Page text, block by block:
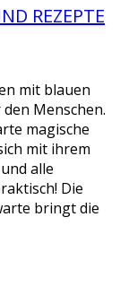
REZEPTE
mit blauen
Menschen.
magische
mit ihrem
alle
Die
bringt die